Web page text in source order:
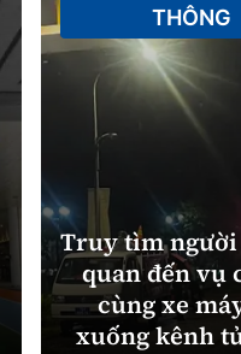
Truy tìm
quan đến vụ
cùng xe
xuống kênh
THÔNG